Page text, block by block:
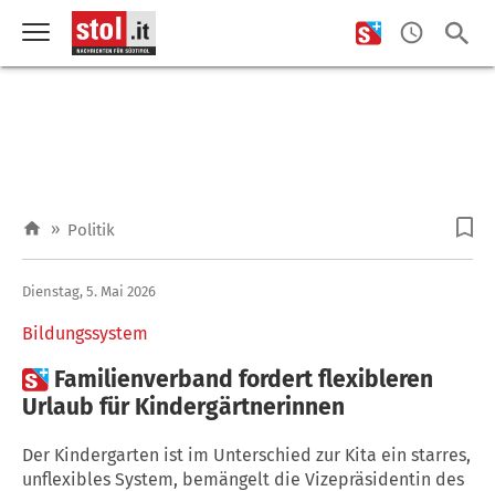
» Politik
Bildungssystem
Dienstag, 5. Mai 2026
 Familienverband fordert flexibleren
Urlaub für Kindergärtnerinnen
Der Kindergarten ist im Unterschied zur Kita ein starres,
unflexibles System, bemängelt die Vizepräsidentin des